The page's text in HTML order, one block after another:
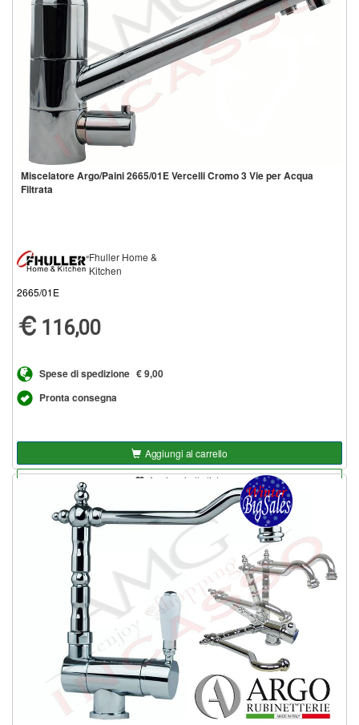
Miscelatore Argo/Paini 2665/01E Vercelli Cromo 3 Vie per Acqua
Filtrata
Fhuller Home &
Kitchen
2665/01E
116,00
Spese di spedizione € 9,00
Pronta consegna
Aggiungi al carrello
Aggiungi alla lista